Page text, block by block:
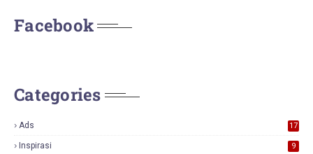
Facebook
Categories
Ads
17
Inspirasi 9